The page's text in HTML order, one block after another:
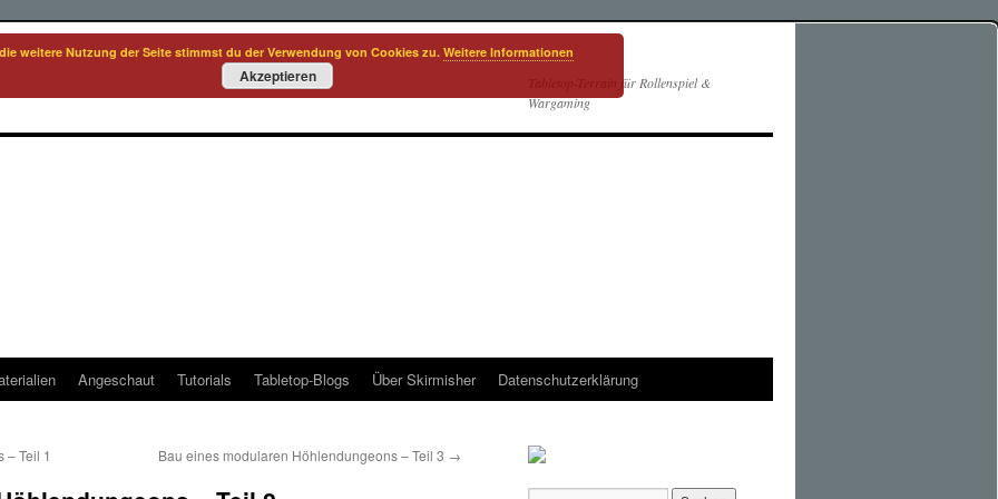
Tabletop-Terrain für Rollenspiel &
Wargaming
Angeschaut Tutorials Tabletop-Blogs Über Skirmisher Datenschutzerklärung
Teil 1 Bau eines modularen Höhlendungeons – Teil 3 →
weitere Nutzung der Seite stimmst du der Verwendung von Cookies zu. Weitere Informationen
Akzeptieren